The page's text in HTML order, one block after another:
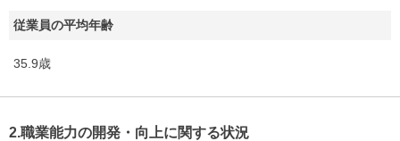
従業員の平均年齢
35.9歳
2.職業能力の開発・向上に関する状況